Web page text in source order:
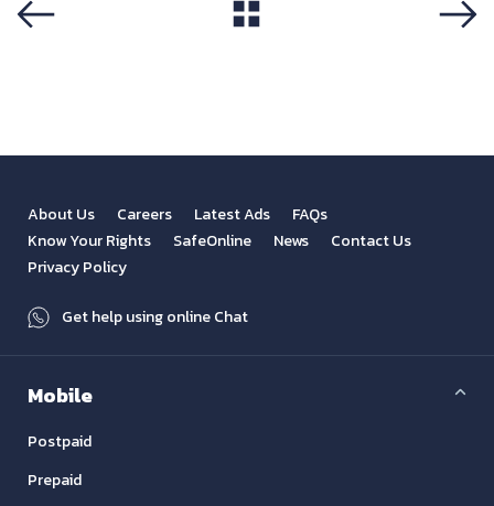
About Us Careers Latest Ads
FAQs
Know Your Rights
SafeOnline News
Contact Us
Privacy Policy
Get help using online Chat
Mobile
Postpaid
Prepaid